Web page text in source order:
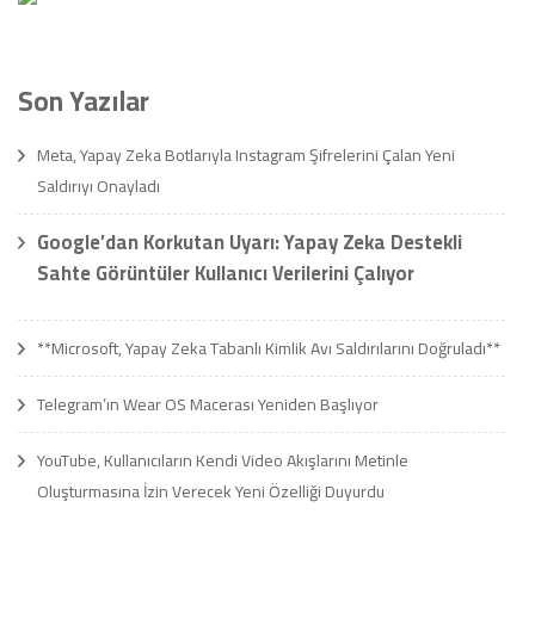
Son Yazılar
Meta, Yapay Zeka Botlarıyla Instagram Şifrelerini Çalan Yeni
Saldırıyı Onayladı
Google’dan Korkutan Uyarı: Yapay Zeka Destekli
Sahte Görüntüler Kullanıcı Verilerini Çalıyor
**Microsoft, Yapay Zeka Tabanlı Kimlik Avı Saldırılarını Doğruladı**
Telegram’ın Wear OS Macerası Yeniden Başlıyor
YouTube, Kullanıcıların Kendi Video Akışlarını Metinle
Oluşturmasına İzin Verecek Yeni Özelliği Duyurdu